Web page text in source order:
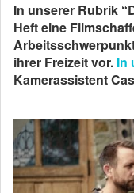
In unserer Rubrik
Heft eine
ihrer Freizeit vor. In
Kamerassistent